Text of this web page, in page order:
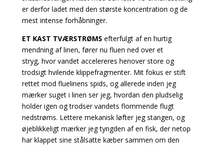
er derfor ladet med den største koncentration og de
mest intense forhåbninger.
ET KAST TVÆRSTRØMS efterfulgt af en hurtig
mendning af linen, fører nu fluen ned over et
stryg, hvor vandet accelereres henover store og
trodsigt hvilende klippefragmenter. Mit fokus er stift
rettet mod fluelinens spids, og allerede inden jeg
mærker suget i linen ser jeg, hvordan den pludselig
holder igen og trodser vandets flommende flugt
nedstrøms. Lettere mekanisk løfter jeg stangen, og
øjeblikkeligt mærker jeg tyngden af en fisk, der netop
har klappet sine stålsatte kæber sammen om den